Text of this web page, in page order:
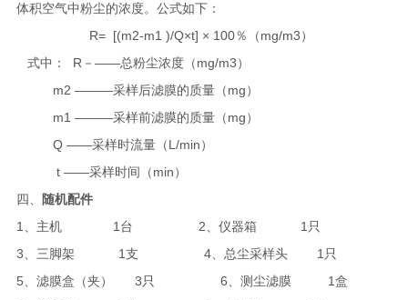
体积空气中粉尘的浓度。公式如下：
R= [(m2-m1 )/Q×t] × 100％（mg/m3）
式中： R－——总粉尘浓度（mg/m3）
m2 ―――采样后滤膜的质量（mg）
m1 ―――采样前滤膜的质量（mg）
Q ――采样时流量（L/min）
t ――采样时间（min）
四、
随机配件
1、主机 1台 2、仪器箱 1只
3、三脚架 1支 4、总尘采样头 1只
5、滤膜盒（夹） 3只 6、测尘滤膜 1盒